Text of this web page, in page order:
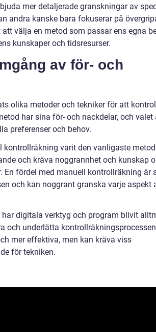
mer detaljerade granskningar av
andra kanske bara fokuserar på
välja en metod som passar ens egna
kunskaper och tidsresurser.
av för- och
olika metoder och tekniker för att
har sina för- och nackdelar, och valet
preferenser och behov.
varit den vanligaste
och kräva noggrannhet och kunskap
En fördel med manuell kontrollräkning är
och kan noggrant granska varje aspekt
har digitala verktyg och program blivit
och underlätta
mer effektiva, men kan kräva viss
för tekniken.